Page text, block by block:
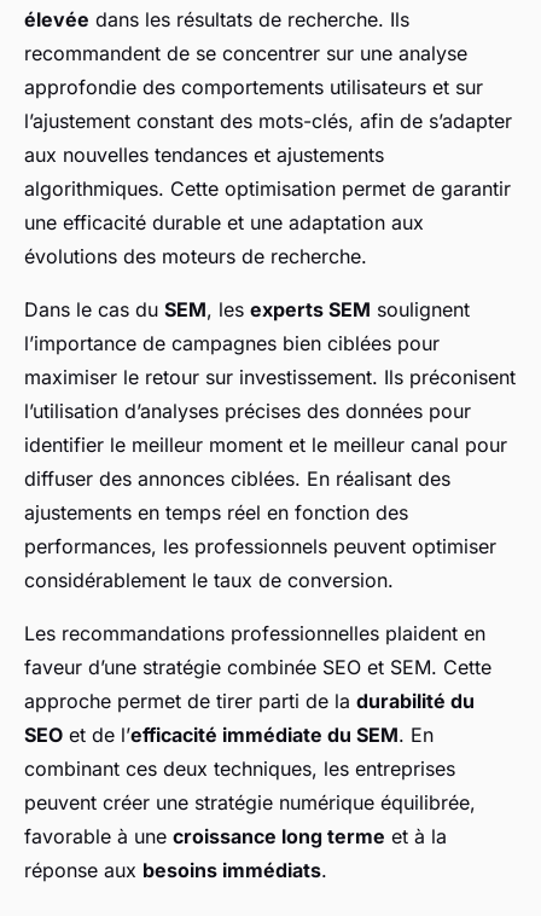
élevée dans les résultats de recherche. Ils
recommandent de se concentrer sur une analyse
approfondie des comportements utilisateurs et sur
l’ajustement constant des mots-clés, afin de s’adapter
aux nouvelles tendances et ajustements
algorithmiques. Cette optimisation permet de garantir
une efficacité durable et une adaptation aux
évolutions des moteurs de recherche.
Dans le cas du SEM, les experts SEM soulignent
l’importance de campagnes bien ciblées pour
maximiser le retour sur investissement. Ils préconisent
l’utilisation d’analyses précises des données pour
identifier le meilleur moment et le meilleur canal pour
diffuser des annonces ciblées. En réalisant des
ajustements en temps réel en fonction des
performances, les professionnels peuvent optimiser
considérablement le taux de conversion.
Les recommandations professionnelles plaident en
faveur d’une stratégie combinée SEO et SEM. Cette
approche permet de tirer parti de la durabilité du
SEO et de l’efficacité immédiate du SEM. En
combinant ces deux techniques, les entreprises
peuvent créer une stratégie numérique équilibrée,
favorable à une croissance long terme et à la
réponse aux besoins immédiats.